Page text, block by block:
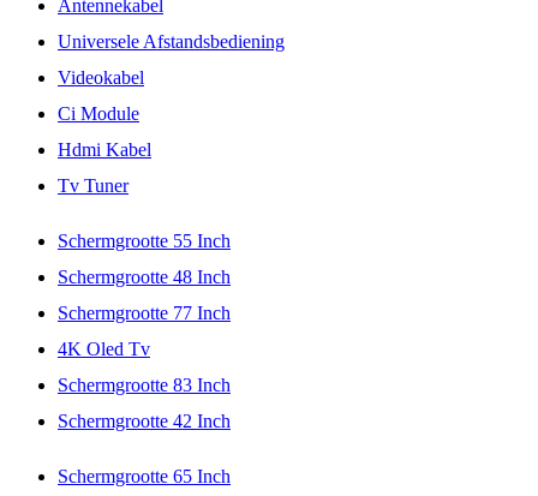
Antennekabel
Universele Afstandsbediening
Videokabel
Ci Module
Hdmi Kabel
Tv Tuner
Schermgrootte 55 Inch
Schermgrootte 48 Inch
Schermgrootte 77 Inch
4K Oled Tv
Schermgrootte 83 Inch
Schermgrootte 42 Inch
Schermgrootte 65 Inch